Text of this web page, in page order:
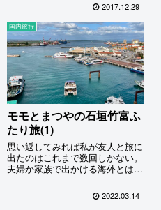
観光客が少ないせいかあまり見か
けないし、それほどしつこくもな
いのでのんびりするには好都合
だ。ただし食事に出るにはちょっ
と不便なので近道を探してみた…
2017.12.29
国内旅行
モモとまつやの石垣竹富ふ
たり旅(1)
思い返してみれば私が友人と旅に
出たのはこれまで数回しかない。
夫婦か家族で出かける海外とは違
で、体験を共有したり共感しあっ
たりということがほとんどなくて
2022.03.14